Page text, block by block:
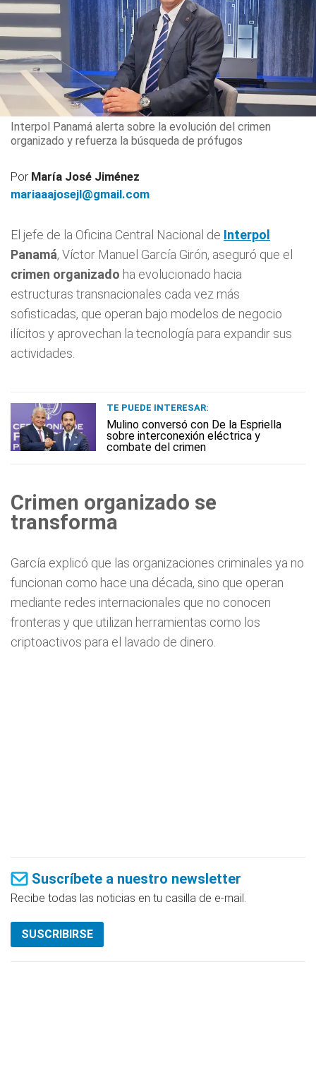
Interpol Panamá alerta sobre la evolución del crimen
organizado y refuerza la búsqueda de prófugos
Por María José Jiménez
mariaaajosejl@gmail.com
El jefe de la Oficina Central Nacional de Interpol
Panamá, Víctor Manuel García Girón, aseguró que el
crimen organizado ha evolucionado hacia
estructuras transnacionales cada vez más
sofisticadas, que operan bajo modelos de negocio
ilícitos y aprovechan la tecnología para expandir sus
actividades.
TE PUEDE INTERESAR:
Mulino conversó con De la Espriella
sobre interconexión eléctrica y
combate del crimen
Crimen organizado se
transforma
García explicó que las organizaciones criminales ya no
funcionan como hace una década, sino que operan
mediante redes internacionales que no conocen
fronteras y que utilizan herramientas como los
criptoactivos para el lavado de dinero.
Suscríbete a nuestro newsletter
Recibe todas las noticias en tu casilla de e-mail.
SUSCRIBIRSE